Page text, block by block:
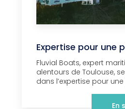
Expertise pour une
Fluvial Boats, expert
alentours de Toulouse,
dans l’expertise pour
En